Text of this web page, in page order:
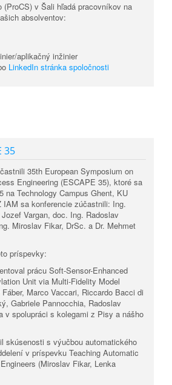
v Šali hľadá pracovníkov na
absolventov:
aplikačný inžinier
LinkedIn stránka spoločnosti
35
35th European Symposium on
Engineering (ESCAPE 35), ktoré sa
na Technology Campus Ghent, KU
IAM sa konferencie zúčastnili: Ing.
Vargan, doc. Ing. Radoslav
Miroslav Fikar, DrSc. a Dr. Mehmet
príspevky:
prácu Soft-Sensor-Enhanced
Unit via Multi-Fidelity Model
Marco Vaccari, Riccardo Bacci di
Gabriele Pannocchia, Radoslav
v spolupráci s kolegami z Pisy a nášho
skúsenosti s výučbou automatického
v príspevku Teaching Automatic
(Miroslav Fikar, Lenka